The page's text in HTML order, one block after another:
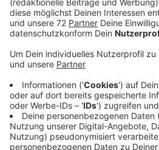
Anzeige
Das Unternehmen hat aktiv
aktive Fahrer haben potentielle
angesprochen. Und ein bisschen
Das Busunternehmen arbeitet
Arbeit zusammen. Hier hatten
Arbeitssuchende gemeldet, die